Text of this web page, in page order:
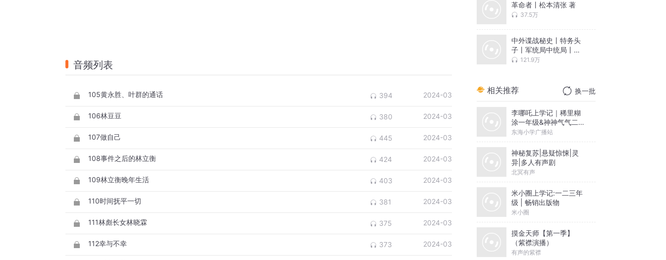
音频列表
105黄永胜、叶群的通话 394 2024-03
106林豆豆 380 2024-03
107做自己 445 2024-03
108事件之后的林立衡 424 2024-03
109林立衡晚年生活 403 2024-03
110时间抚平一切 381 2024-03
111林彪长女林晓霖 375 2024-03
112幸与不幸 373 2024-03
革命者丨松本清张 著
37.5万
中外谍战秘史丨特务头
子丨军统局中统局丨特
科保卫战
121.9万
相关推荐 换一批
李哪吒上学记｜稀里糊
涂一年级&神神气气二年
级
东海小学广播站
神秘复苏|悬疑惊悚|灵
异|多人有声剧
北冥有声
米小圈上学记:一二三年
级 | 畅销出版物
米小圈
摸金天师【第一季】
（紫襟演播）
有声的紫襟